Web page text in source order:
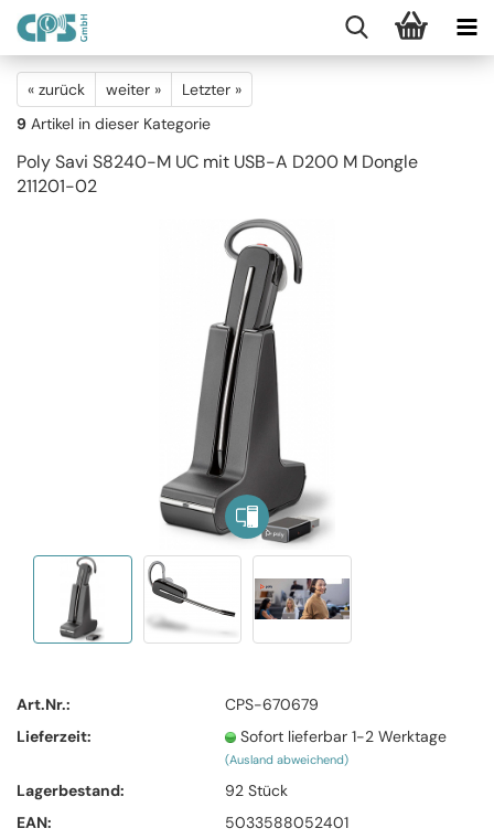
« zurück weiter »
Letzter »
9 Artikel in dieser Kategorie
Poly Savi S8240-M UC mit USB-A D200 M Dongle
211201-02
Art.Nr.:
CPS-670679
Lieferzeit:
Sofort lieferbar 1-2 Werktage
(Ausland abweichend)
Lagerbestand: 92Stück
EAN:
5033588052401